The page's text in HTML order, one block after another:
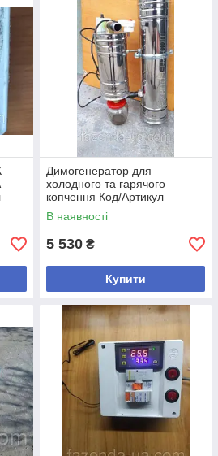
Димогенератор для
холодного та гарячого
копчення Код/Артикул
В наявності
5 530 ₴
Купити